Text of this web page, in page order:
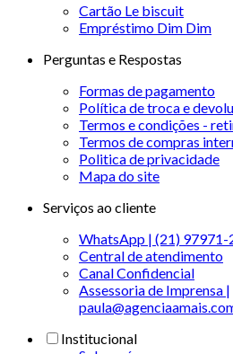
Cartão Le biscuit
Empréstimo Dim Dim
Perguntas e Respostas
Formas de pagamento
Política de troca e
Termos e condições -
Termos de compras
Politica de privacidade
Mapa do site
Serviços ao cliente
WhatsApp | (21) 97971-
Central de atendimento
Canal Confidencial
Assessoria de Imprensa |
Institucional